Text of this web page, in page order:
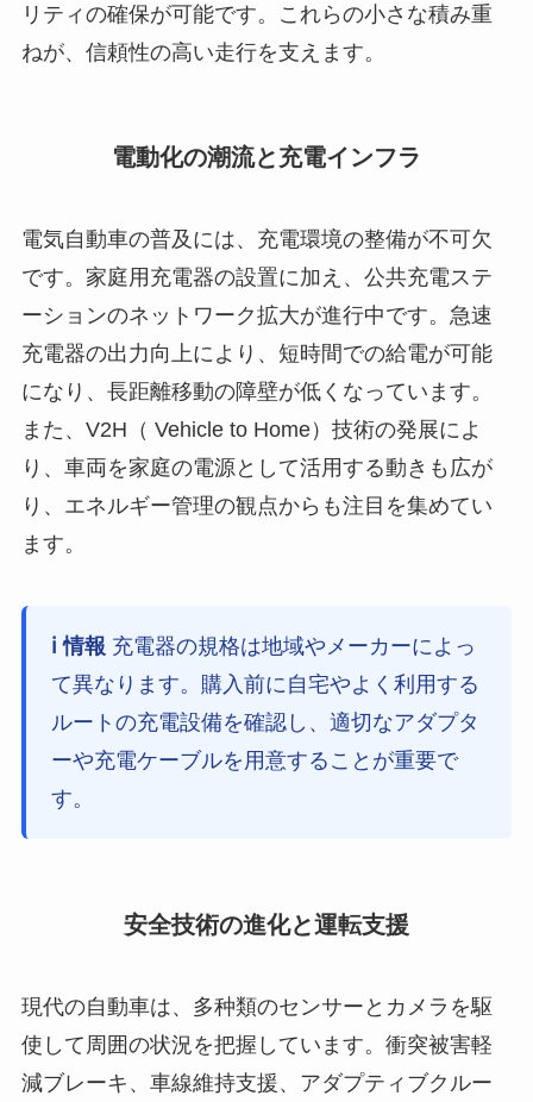
リティの確保が可能です。これらの小さな積み重
ねが、信頼性の高い走行を支えます。
電動化の潮流と充電インフラ
電気自動車の普及には、充電環境の整備が不可欠
です。家庭用充電器の設置に加え、公共充電ステ
ーションのネットワーク拡大が進行中です。急速
充電器の出力向上により、短時間での給電が可能
になり、長距離移動の障壁が低くなっています。
また、V2H（ Vehicle to Home）技術の発展によ
り、車両を家庭の電源として活用する動きも広が
り、エネルギー管理の観点からも注目を集めてい
ます。
ℹ️ 情報 充電器の規格は地域やメーカーによっ
て異なります。購入前に自宅やよく利用する
ルートの充電設備を確認し、適切なアダプタ
ーや充電ケーブルを用意することが重要で
す。
安全技術の進化と運転支援
現代の自動車は、多种類のセンサーとカメラを駆
使して周囲の状況を把握しています。衝突被害軽
減ブレーキ、車線維持支援、アダプティブクルー